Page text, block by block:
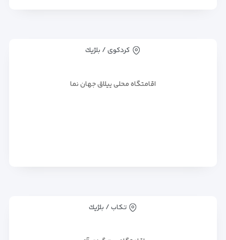
کردکوی / بلژيك
اقامتگاه محلی ییلاق جهان نما
تکاب / بلژيك